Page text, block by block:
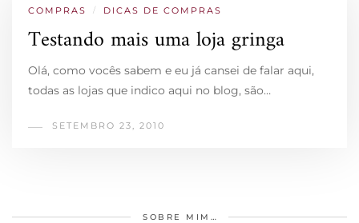
COMPRAS / DICAS DE COMPRAS
Testando mais uma loja gringa
Olá, como vocês sabem e eu já cansei de falar aqui,
todas as lojas que indico aqui no blog, são…
SETEMBRO 23, 2010
SOBRE MIM…